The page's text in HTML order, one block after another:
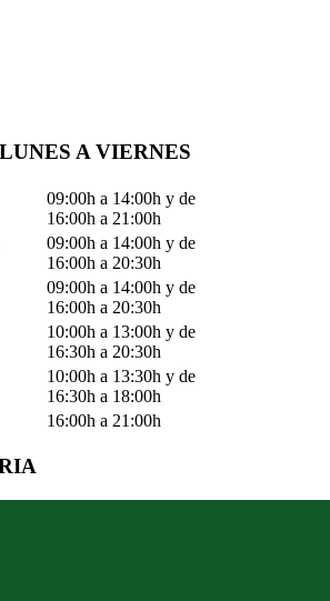
A VIERNES
09:00h a 14:00h y de
16:00h a 21:00h
09:00h a 14:00h y de
16:00h a 20:30h
09:00h a 14:00h y de
16:00h a 20:30h
10:00h a 13:00h y de
16:30h a 20:30h
10:00h a 13:30h y de
16:30h a 18:00h
16:00h a 21:00h